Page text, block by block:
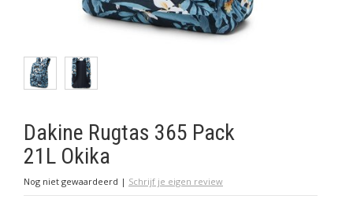
Dakine Rugtas 365 Pack
21L Okika
Nog niet gewaardeerd | Schrijf je eigen review